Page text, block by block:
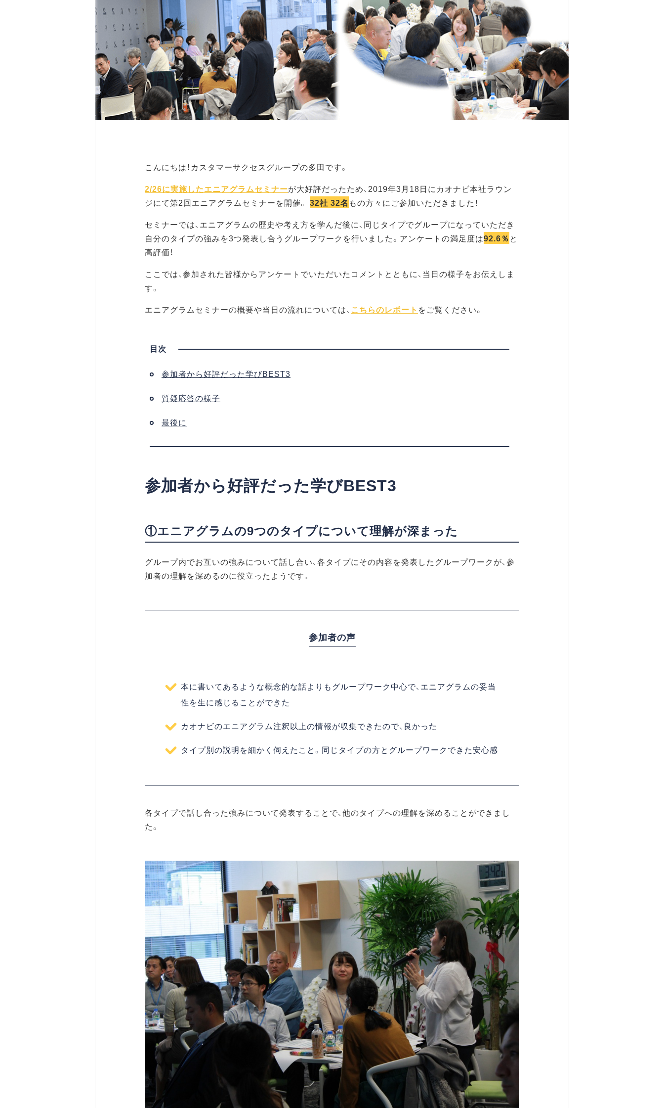
こんにちは！カスタマーサクセスグループの多田です。
2/26に実施したエニアグラムセミナーが大好評だったため、2019年3月18日にカオナビ本社ラウン
ジにて第2回エニアグラムセミナーを開催。 32社 32名 もの方々にご参加いただきました！
セミナーでは、エニアグラムの歴史や考え方を学んだ後に、同じタイプでグループになっていただき
自分のタイプの強みを3つ発表し合うグループワークを行いました。アンケートの満足度は92.6％ と
高評価！
ここでは、参加された皆様からアンケートでいただいたコメントとともに、当日の様子をお伝えしま
す。
エニアグラムセミナーの概要や当日の流れについては、 こちらのレポート をご覧ください。
参加者から好評だった学びBEST3
質疑応答の様子
最後に
参加者から好評だった学びBEST3
①エニアグラムの9つのタイプについて理解が深まった
グループ内でお互いの強みについて話し合い、各タイプにその内容を発表したグループワークが、参
加者の理解を深めるのに役立ったようです。
参加者の声
本に書いてあるような概念的な話よりもグループワーク中心で、エニアグラムの妥当
性を生に感じることができた
カオナビのエニアグラム注釈以上の情報が収集できたので、良かった
タイプ別の説明を細かく伺えたこと。同じタイプの方とグループワークできた安心感
各タイプで話し合った強みについて発表することで、他のタイプへの理解を深めることができまし
た。